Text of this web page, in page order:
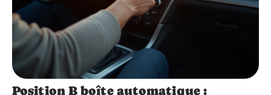
Position B boîte automatique :